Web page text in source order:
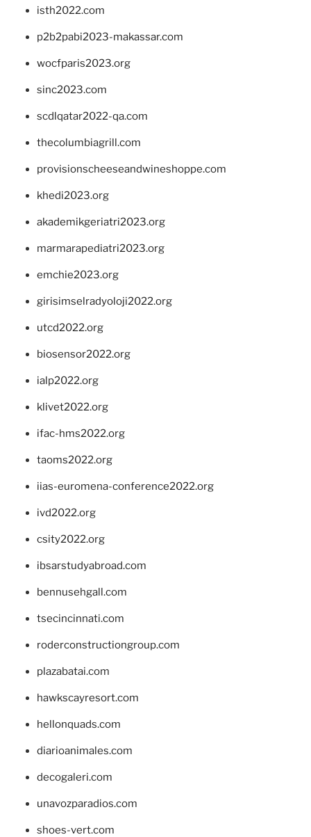
isth2022.com
p2b2pabi2023-makassar.com
wocfparis2023.org
sinc2023.com
scdlqatar2022-qa.com
thecolumbiagrill.com
provisionscheeseandwineshoppe.com
khedi2023.org
akademikgeriatri2023.org
marmarapediatri2023.org
emchie2023.org
girisimselradyoloji2022.org
utcd2022.org
biosensor2022.org
ialp2022.org
klivet2022.org
ifac-hms2022.org
taoms2022.org
iias-euromena-conference2022.org
ivd2022.org
csity2022.org
ibsarstudyabroad.com
bennusehgall.com
tsecincinnati.com
roderconstructiongroup.com
plazabatai.com
hawkscayresort.com
hellonquads.com
diarioanimales.com
decogaleri.com
unavozparadios.com
shoes-vert.com